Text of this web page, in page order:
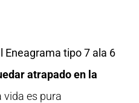
Eneagrama tipo 7 ala 6
atrapado en la
vida es pura